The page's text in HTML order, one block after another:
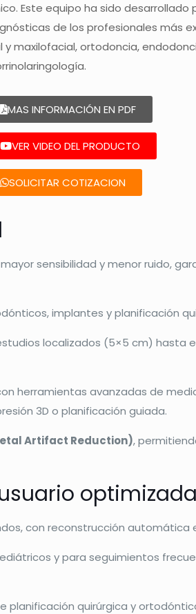
Este equipo ha sido
de los profesionales más
y maxilofacial, ortodoncia,
MAS INFORMACIÓN EN PDF
VER VIDEO DEL PRODUCTO
SOLICITAR COTIZACION
sensibilidad y menor ruido,
implantes y planificación
localizados (5×5 cm)
herramientas avanzadas de
3D o planificación guiada.
Artifact Reduction),
optimizada
con reconstrucción automática
y para seguimientos
planificación quirúrgica y